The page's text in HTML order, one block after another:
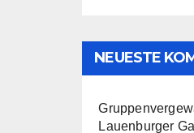
NEUESTE
Lauenburger